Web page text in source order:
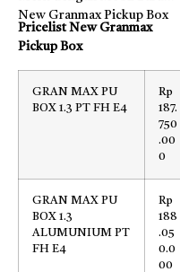
New Granmax Pickup Box
Pricelist New Granmax
Pickup Box
GRAN MAX PU
BOX 1.3 PT FH E4
Rp
187.
750
.00
0
GRAN MAX PU
BOX 1.3
ALUMUNIUM PT
FH E4
Rp
188
.05
0.0
00